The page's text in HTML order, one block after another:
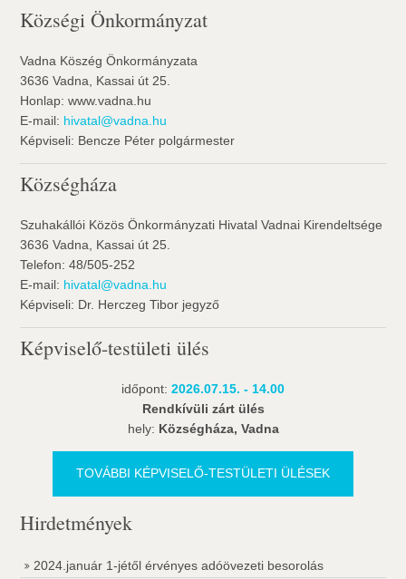
Községi Önkormányzat
Vadna Köszég Önkormányzata
3636 Vadna, Kassai út 25.
Honlap: www.vadna.hu
E-mail: hivatal@vadna.hu
Képviseli: Bencze Péter polgármester
Községháza
Szuhakállói Közös Önkormányzati Hivatal Vadnai Kirendeltsége
3636 Vadna, Kassai út 25.
Telefon: 48/505-252
E-mail: hivatal@vadna.hu
Képviseli: Dr. Herczeg Tibor jegyző
Képviselő-testületi ülés
időpont: 2026.07.15. - 14.00
Rendkívüli zárt ülés
hely: Községháza, Vadna
TOVÁBBI KÉPVISELŐ-TESTÜLETI ÜLÉSEK
Hirdetmények
2024.január 1-jétől érvényes adóövezeti besorolás